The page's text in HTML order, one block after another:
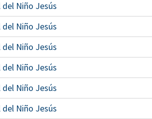
Niño Jesús
Niño Jesús
Niño Jesús
Niño Jesús
Niño Jesús
Niño Jesús